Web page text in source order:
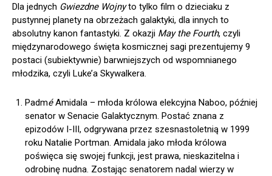
Dla jednych Gwiezdne Wojnyto tylko film o dzieciaku z
pustynnej planety na obrzeżach galaktyki, dla innych to
absolutny kanon fantastyki. Z okazji May the Fourth, czyli
międzynarodowego święta kosmicznej sagi prezentujemy 9
postaci (subiektywnie) barwniejszych od wspomnianego
młodzika, czyli Luke’a Skywalkera.
PadméAmidala – młoda królowa elekcyjna Naboo, później
senator w Senacie Galaktycznym. Postać znana z
epizodów I-III, odgrywana przez szesnastoletnią w 1999
roku Natalie Portman. Amidala jako młoda królowa
poświęca się swojej funkcji, jest prawa, nieskazitelna i
odrobinę nudna. Zostając senatorem nadal wierzy w